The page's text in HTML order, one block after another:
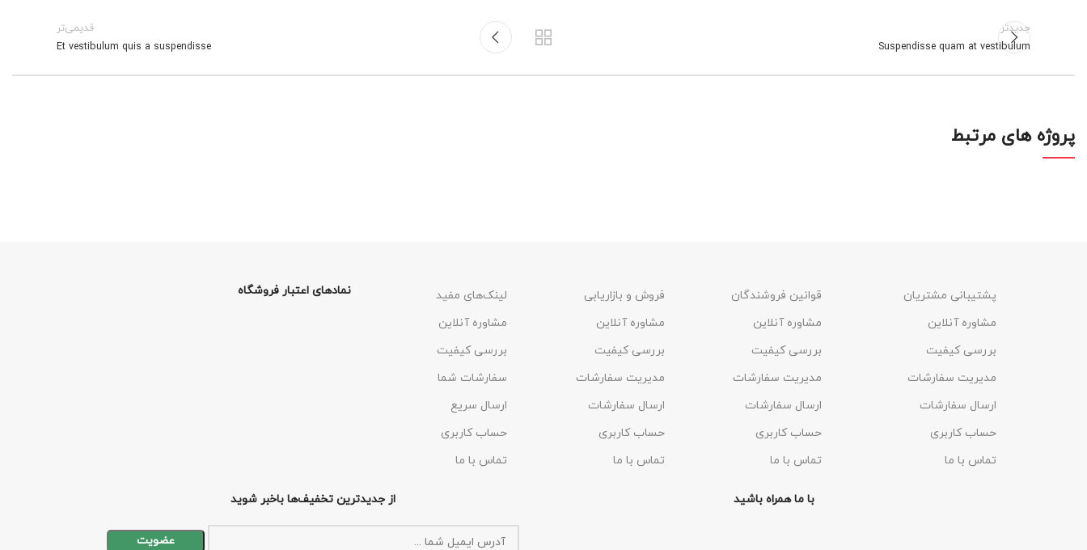
جدیدتر
Suspendisse quam at vestibulum
قدیمی‌تر
Et vestibulum quis a suspendisse
پروژه های مرتبط
پشتیبانی مشتریان
مشاوره آنلاین
بررسی کیفیت
مدیریت سفارشات
ارسال سفارشات
حساب کاربری
تماس با ما
قوانین فروشندگان
مشاوره آنلاین
بررسی کیفیت
مدیریت سفارشات
ارسال سفارشات
حساب کاربری
تماس با ما
فروش و بازاریابی
مشاوره آنلاین
بررسی کیفیت
مدیریت سفارشات
ارسال سفارشات
حساب کاربری
تماس با ما
لینک‌های مفید
مشاوره آنلاین
بررسی کیفیت
سفارشات شما
ارسال سریع
حساب کاربری
تماس با ما
نمادهای اعتبار فروشگاه
با ما همراه باشید از جدیدترین تخفیف‌ها باخبر شوید